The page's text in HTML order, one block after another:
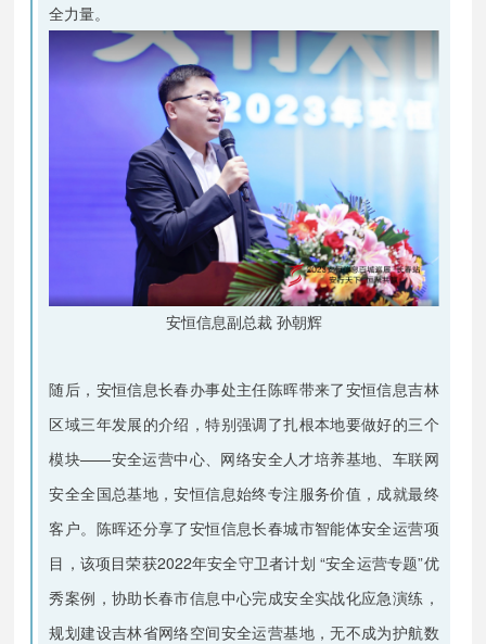
全力量。
安恒信息副总裁 孙朝辉
随后，安恒信息长春办事处主任陈晖带来了安恒信息吉林
区域三年发展的介绍，特别强调了扎根本地要做好的三个
模块——安全运营中心、网络安全人才培养基地、车联网
安全全国总基地，安恒信息始终专注服务价值，成就最终
客户。陈晖还分享了安恒信息长春城市智能体安全运营项
目，该项目荣获2022年安全守卫者计划 “安全运营专题”优
秀案例，协助长春市信息中心完成安全实战化应急演练，
规划建设吉林省网络空间安全运营基地，无不成为护航数